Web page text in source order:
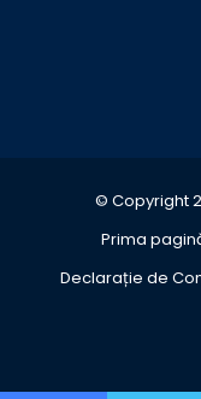
© Copyright
Prima
Declarație de